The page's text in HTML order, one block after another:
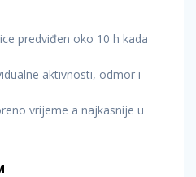
predviđen oko 10 h kada
aktivnosti, odmor i
vrijeme a najkasnije u